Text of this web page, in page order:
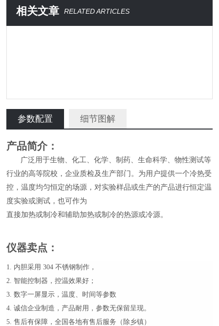
相关文章 RELATED ARTICLES
参数配置 细节图解
产品简介：
广泛用于生物、化工、化学、制药、生命科学、物性测试等
行业的高等院校，企业质检及生产部门。为用户提供一个冷热受
控，温度均匀恒定的场源，对实验样品或生产的产品进行恒定温
度实验或测试，也可作为
直接加热或制冷和辅助加热或制冷的热源或冷源。
仪器卖点 ：
1. 内胆采用 304 不锈钢制作，
2. 智能控制器，控温效果好；
3. 数字一屏显示，温度、时间等参数
4. 诚信企业制造，产品耐用，参数无保留呈现。
5. 售后有保障，全国各地有售后服务（除乡镇）